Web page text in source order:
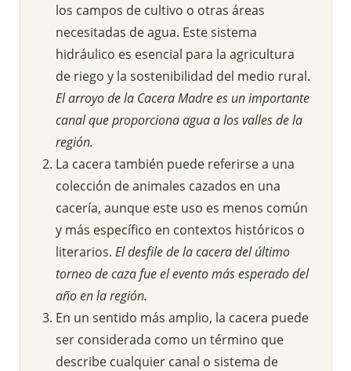
los campos de cultivo o otras áreas
necesitadas de agua. Este sistema
hidráulico es esencial para la agricultura
de riego y la sostenibilidad del medio rural.
El arroyo de la Cacera Madre es un importante
canal que proporciona agua a los valles de la
región.
La cacera también puede referirse a una
colección de animales cazados en una
cacería, aunque este uso es menos común
y más específico en contextos históricos o
literarios. El desfile de la cacera del último
torneo de caza fue el evento más esperado del
año en la región.
En un sentido más amplio, la cacera puede
ser considerada como un término que
describe cualquier canal o sistema de